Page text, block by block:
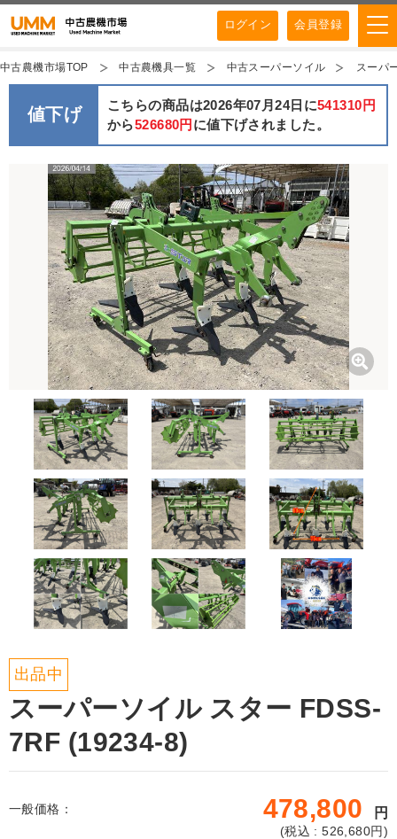
ログイン 会員登録
中古農機市場TOP 中古農機具一覧 中古スーパーソイル スーパ
値下げ こちらの商品は2026年07月24日に541310円
から526680円 に値下げされました。
出品中
スーパーソイル スター FDSS-
7RF (19234-8)
一般価格： 478,800 円
(税込 : 526,680円)